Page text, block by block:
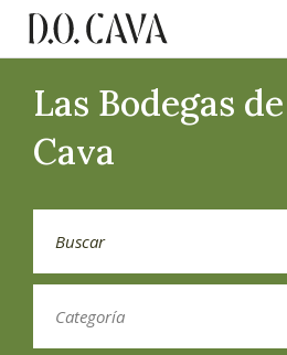
Las Bodegas
Cava